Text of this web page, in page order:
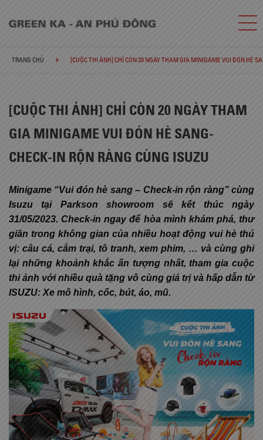
TRANG CHỦ [CUỘC THI ẢNH] CHỈ CÒN 20 NGÀY THAM GIA MINIGAME VUI ĐÓN HÈ
[CUỘC THI ẢNH] CHỈ CÒN 20 NGÀY THAM
GIA MINIGAME VUI ĐÓN HÈ SANG-
CHECK-IN RỘN RÀNG CÙNG ISUZU
Minigame “Vui đón hè sang – Check-in rộn ràng” cùng
Isuzu tại Parkson showroom sẽ kết thúc ngày
31/05/2023. Check-in ngay để hòa mình khám phá, thư
giãn trong không gian của nhiều hoạt động vui hè thú
vị: câu cá, cắm trại, tô tranh, xem phim, … và cùng ghi
lại những khoảnh khắc ấn tượng nhất, tham gia cuộc
thi ảnh với nhiều quà tặng vô cùng giá trị và hấp dẫn từ
ISUZU: Xe mô hình, cốc, bút, áo, mũ.